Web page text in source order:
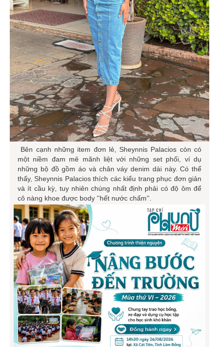
Bên cạnh những item đơn lẻ, Sheynnis Palacios còn có
một niềm đam mê mãnh liệt với những set phối, ví dụ
những bộ đồ gồm áo và chân váy denim dài này. Có thể
thấy, Sheynnis Palacios thích các kiểu trang phục đơn giản
và ít cầu kỳ, tuy nhiên chúng nhất định phải có độ ôm để
cô nàng khoe được body ''hết nước chấm''.